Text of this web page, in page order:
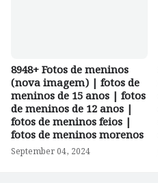
8948+ Fotos de meninos
(nova imagem) | fotos de
meninos de 15 anos | fotos
de meninos de 12 anos |
fotos de meninos feios |
fotos de meninos morenos
September 04, 2024